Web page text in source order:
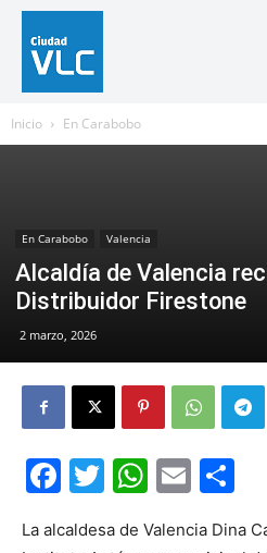
Inicio En Carabobo
En Carabobo Valencia
Alcaldía de Valencia
Distribuidor Firestone
2 marzo, 2026
Facebook
TwitterEmail
La alcaldesa de Valencia Dina